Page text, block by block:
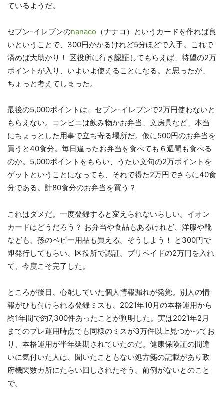
ているようだ。
セブン-イレブンのnanaco （ナナコ）というカードを作れば良
いということで、300円かかるけれど5分ほどで入手。これで
済めば大助かり！ 区役所に行き認証してもらえば、待望の2万
ポイントが入り、いよいよ使えることになる。と思ったが、
ちょっと考えてしまった。
最後の5,000ポイントは、セブン-イレブンで2万円使わないと
もらえない。コンビニは飲み物かお弁当、文房具など、本当
にちょっとした用事で立ち寄る場所だ。仮に500円のお弁当を
買うと40食分。毎日違ったお弁当を食べても６週間も食べる
のか。5,000ポイントをもらい、うたい文句の2万ポイントを
ゲットということになっても、それで得た2万円でさらに40食
分である。計80食分のお弁当を買う？
これはダメだ。一度登録すると変えられないらしい。イオン
カードはどうだろう？ お弁当や食品もあるけれど、洋服や靴
なども、孫のベビー用品も買える。そうしよう！ と300円で
即発行してもらい、区役所で認証。プリペイドの2万円を入れ
て、今度こそ完了した。
ところが後日、心配していた個人情報漏れが発覚。別人の情
報がひも付けられる登録ミスも、2021年10月の本格運用から
約1年間で約7,300件あったことが判明した。実は2021年2月
までのプレ運用時点でも同様のミスが3万件以上見つかってお
り、本格運用が半年延期されていたのだ。健康保険証の間違
いに気付いた人は、聞いたこともない処方箋の記載があり政
府機関数カ所にたらい回しされたそう。前例がないとのこと
で。